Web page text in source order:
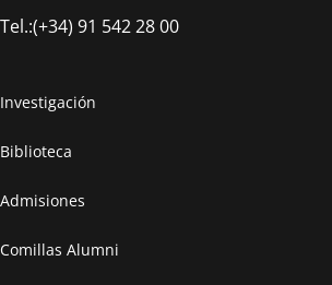
Tel.:(+34) 91 542 28 00
Investigación
Biblioteca
Admisiones
Comillas Alumni